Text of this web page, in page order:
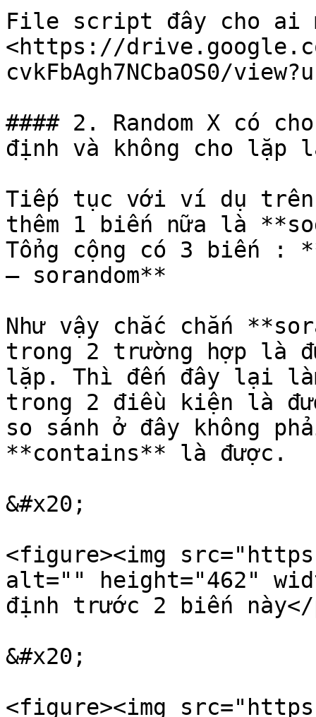
File script đây cho ai
<https://
cvkFbAgh7NCbaOS0/
#### 2. Random X có
định và không cho
Tiếp tục với ví dụ
thêm 1 biến nữa là
Tổng cộng có 3 biến :
– sorandom**
Như vậy chắc chắn
trong 2 trường hợp là
lặp. Thì đến đây lại
trong 2 điều kiện là
so sánh ở đây không
**contains** là được.
&#x20;
<figure><img
alt="" height="462"
định trước 2 biến
&#x20;
<figure><img